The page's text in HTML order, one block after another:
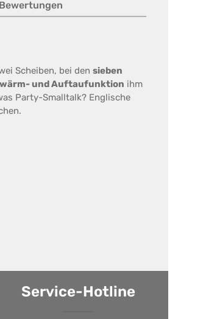
Bewertungen
Scheiben, bei den sieben
und Auftaufunktion ihm
Party-Smalltalk? Englische
Service-Hotline